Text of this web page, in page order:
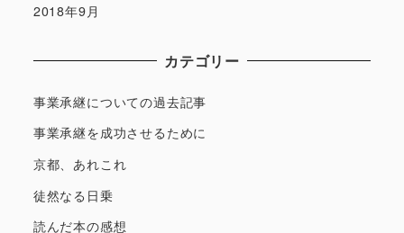
2018年9月
カテゴリー
事業承継についての過去記事
事業承継を成功させるために
京都、あれこれ
徒然なる日乗
読んだ本の感想